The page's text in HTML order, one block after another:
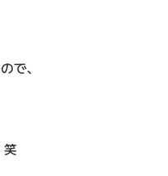
で、
笑